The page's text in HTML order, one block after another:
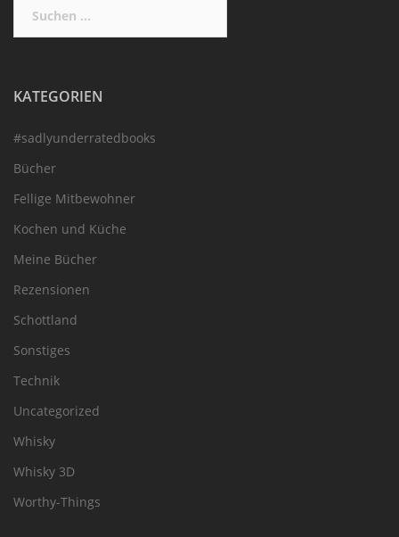
nach:
KATEGORIEN
#sadlyunderratedbooks
Bücher
Fellige Mitbewohner
Kochen und Küche
Meine Bücher
Rezensionen
Schottland
Sonstiges
Technik
Uncategorized
Whisky
Whisky 3D
Worthy-Things